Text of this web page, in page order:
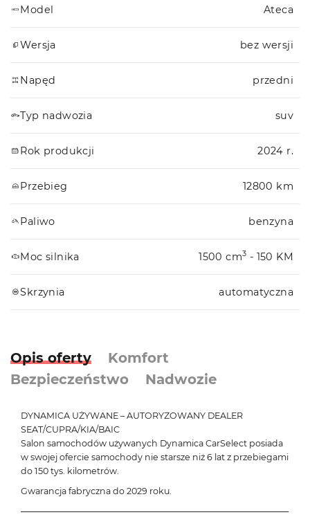
Model Ateca
Wersja bez wersji
Napęd przedni
Typ nadwozia suv
Rok produkcji 2024 r.
Przebieg 12800 km
Paliwo benzyna
Moc silnika 1500 cm3 - 150 KM
Skrzynia automatyczna
Opis oferty
Komfort
Bezpieczeństwo
Nadwozie
DYNAMICA UŻYWANE – AUTORYZOWANY DEALER
SEAT/CUPRA/KIA/BAIC
Salon samochodów używanych Dynamica CarSelect posiada
w swojej ofercie samochody nie starsze niż 6 lat z przebiegami
do 150 tys. kilometrów.
Gwarancja fabryczna do 2029 roku.
───────────────────────────────────────────